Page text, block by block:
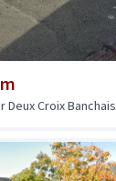
Croix Banchais